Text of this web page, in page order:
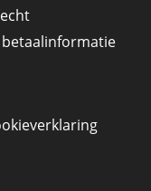
betaalinformatie